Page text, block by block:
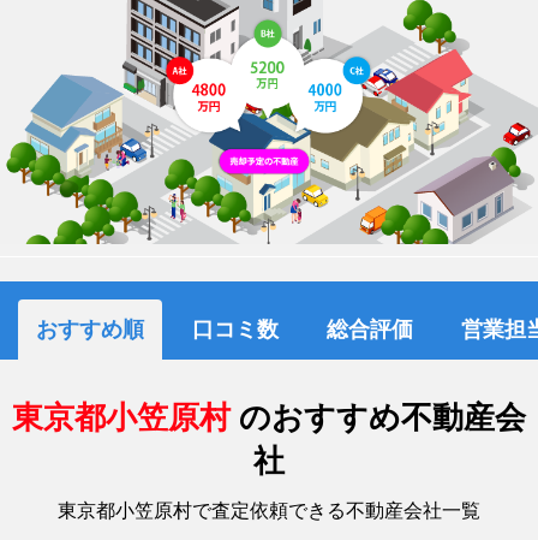
おすすめ順 口コミ数 総合評価 営業担
東京都小笠原村 のおすすめ不動産会
社
東京都小笠原村で査定依頼できる不動産会社一覧